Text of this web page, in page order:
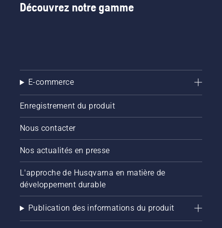
Découvrez notre gamme
E-commerce
Enregistrement du produit
Nous contacter
Nos actualités en presse
L'approche de Husqvarna en matière de
développement durable
Publication des informations du produit